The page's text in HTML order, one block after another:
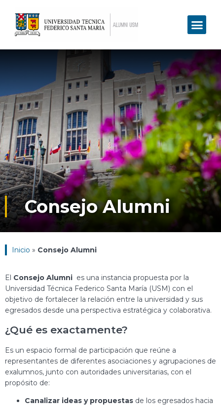
Consejo Alumni
Inicio » Consejo Alumni
El Consejo Alumni es una instancia propuesta por la
Universidad Técnica Federico Santa María (USM) con el
objetivo de fortalecer la relación entre la universidad y sus
egresados desde una perspectiva estratégica y colaborativa.
¿Qué es exactamente?
Es un espacio formal de participación que reúne a
representantes de diferentes asociaciones y agrupaciones de
exalumnos, junto con autoridades universitarias, con el
propósito de:
Canalizar ideas y propuestas de los egresados hacia